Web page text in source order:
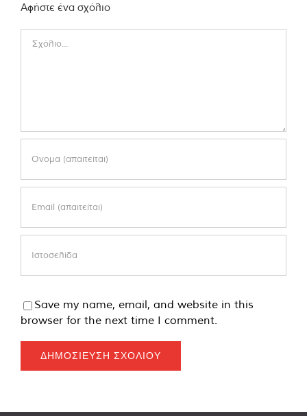
Αφήστε ένα σχόλιο
Save my name, email, and website in this
browser for the next time I comment.